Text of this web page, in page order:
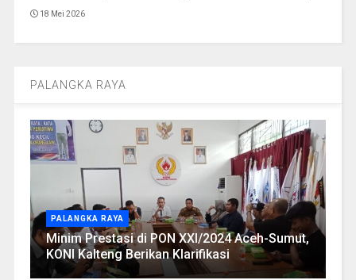
18 Mei 2026
PALANGKA RAYA
PALANGKA RAYA
Minim Prestasi di PON XXI/2024 Aceh-Sumut,
KONI Kalteng Berikan Klarifikasi